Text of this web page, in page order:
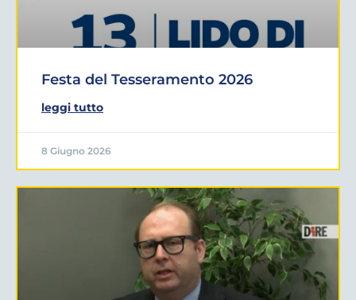
Festa del Tesseramento 2026
leggi tutto
8 Giugno 2026